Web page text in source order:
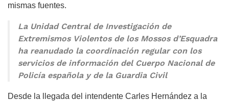
mismas fuentes.
La Unidad Central de Investigación de
Extremismos Violentos de los Mossos d’Esquadra
ha reanudado la coordinación regular con los
servicios de información del Cuerpo Nacional de
Policía española y de la Guardia Civil
Desde la llegada del intendente Carles Hernández a la